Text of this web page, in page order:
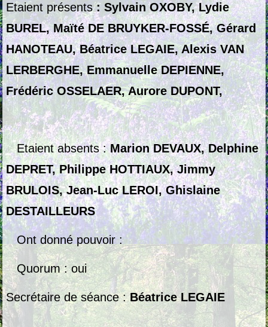
Etaient présents: Sylvain OXOBY, Lydie
BUREL, Maïté DE BRUYKER-FOSSÉ, Gérard
HANOTEAU, Béatrice LEGAIE, Alexis VAN
LERBERGHE, Emmanuelle DEPIENNE,
Frédéric OSSELAER, Aurore DUPONT,
Etaient absents :Marion DEVAUX, Delphine
DEPRET, Philippe HOTTIAUX, Jimmy
BRULOIS, Jean-Luc LEROI, Ghislaine
DESTAILLEURS
Ont donné pouvoir :
Quorum : oui
Secrétaire de séance :Béatrice LEGAIE